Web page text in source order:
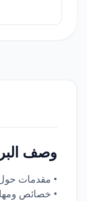
وصف
• مقدمات حول
• خصائص